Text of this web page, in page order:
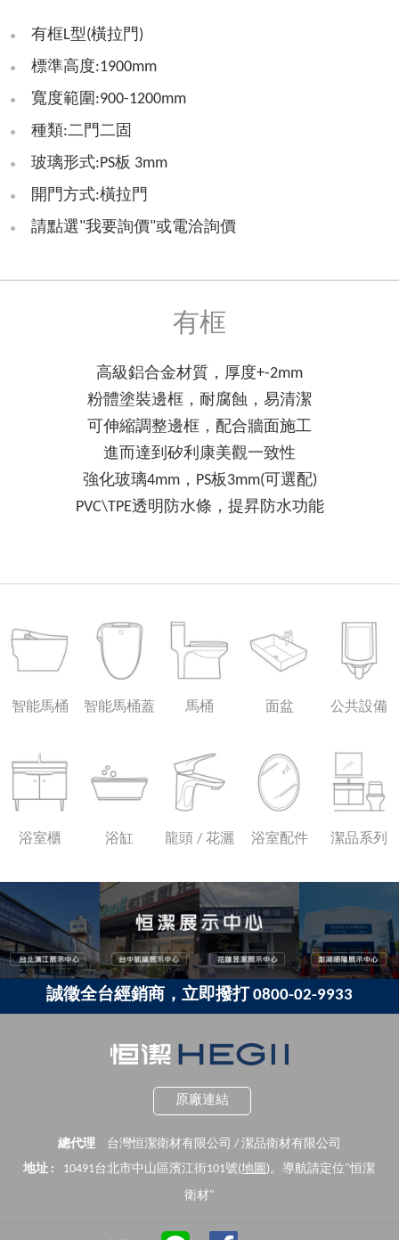
有框L型(橫拉門)
標準高度:1900mm
寬度範圍:900-1200mm
種類:二門二固
玻璃形式:PS板 3mm
開門方式:橫拉門
請點選"我要詢價"或電洽詢價
有框
高級鋁合金材質，厚度+-2mm
粉體塗裝邊框，耐腐蝕，易清潔
可伸縮調整邊框，配合牆面施工
進而達到矽利康美觀一致性
強化玻璃4mm，PS板3mm(可選配)
PVC\TPE透明防水條，提昇防水功能
智能馬桶 智能馬桶蓋 馬桶 面盆 公共設備
浴室櫃 浴缸 龍頭 / 花灑 浴室配件 潔品系列
誠徵全台經銷商，立即撥打 0800-02-9933
原廠連結
總代理
台灣恒潔衛材有限公司 / 潔品衛材有限公司
地址 :
10491台北市中山區濱江街101號(地圖 )。導航請定位"恒潔
衛材"